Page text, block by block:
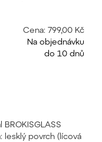
Cena: 799,00 Kč
Na objednávku
do 10 dnů
lesklý povrch (lícová